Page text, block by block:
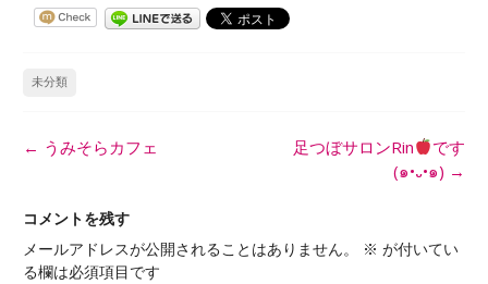
未分類
投
ビ
ゲ
ー
← うみそらカフェ 足つぼサロンRin
です
(๑•᎑•๑) →
コメントを残す
メールアドレスが公開されることはありません。
※ が付いてい
る欄は必須項目です